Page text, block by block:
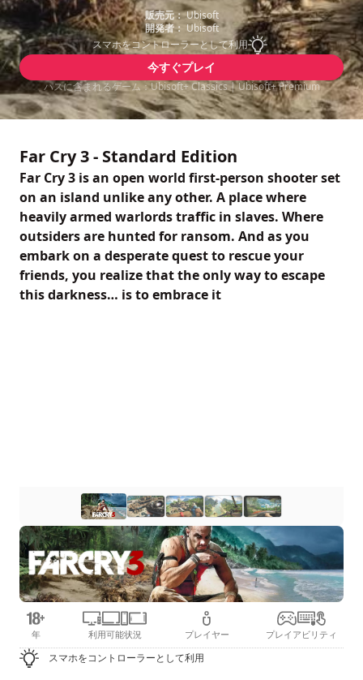
販売元：Ubisoft
開発者： Ubisoft
スマホをコントローラーとして利用
今すぐプレイ
パスに含まれるゲーム：Ubisoft+ Classics | Ubisoft+ Premium
Far Cry 3 - Standard Edition
Far Cry 3 is an open world first-person shooter set
on an island unlike any other. A place where
heavily armed warlords traffic in slaves. Where
outsiders are hunted for ransom. And as you
embark on a desperate quest to rescue your
friends, you realize that the only way to escape
this darkness… is to embrace it
年 利用可能状況 プレイヤー プレイアビリティ
スマホをコントローラーとして利用